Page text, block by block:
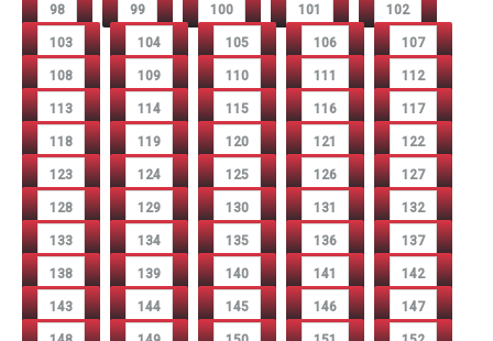
98 99 100 101 102
103 104 105 106 107
108 109 110 111 112
113 114 115 116 117
118 119 120 121 122
123 124 125 126 127
128 129 130 131 132
133 134 135 136 137
138 139 140 141 142
143 144 145 146 147